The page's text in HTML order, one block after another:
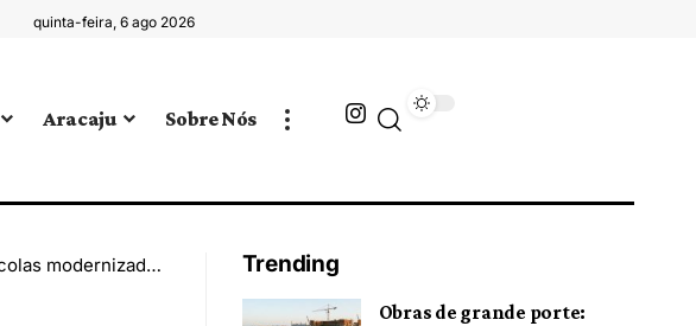
quinta-feira, 6 ago 2026
Aracaju Sobre Nós
e famílias em 2026 Trending
Obras de grande porte: